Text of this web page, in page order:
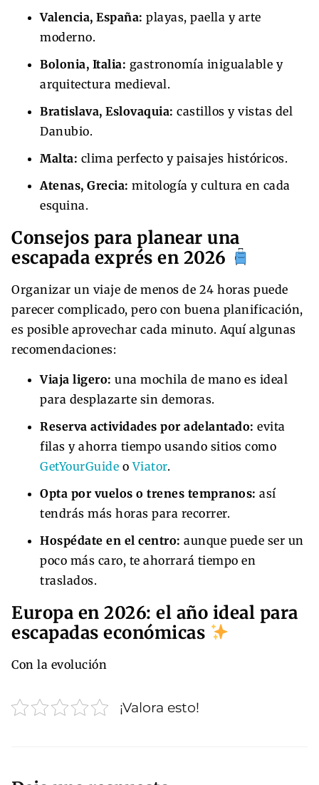
Valencia, España: playas, paella y arte
moderno.
Bolonia, Italia: gastronomía inigualable y
arquitectura medieval.
Bratislava, Eslovaquia: castillos y vistas del
Danubio.
Malta: clima perfecto y paisajes históricos.
Atenas, Grecia: mitología y cultura en cada
esquina.
Consejos para planear una
escapada exprés en 2026
Organizar un viaje de menos de 24 horas puede
parecer complicado, pero con buena planificación,
es posible aprovechar cada minuto. Aquí algunas
recomendaciones:
Viaja ligero: una mochila de mano es ideal
para desplazarte sin demoras.
Reserva actividades por adelantado: evita
filas y ahorra tiempo usando sitios como
GetYourGuide oViator.
Opta por vuelos o trenes tempranos: así
tendrás más horas para recorrer.
Hospédate en el centro: aunque puede ser un
poco más caro, te ahorrará tiempo en
traslados.
Europa en 2026: el año ideal para
escapadas económicas
Con la evolución
¡Valora esto!